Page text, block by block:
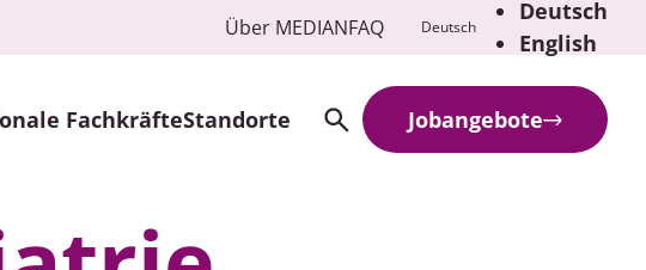
Über MEDIANFAQ Deutsch
Deutsch
English
FachkräfteStandorte SearchJobangebote